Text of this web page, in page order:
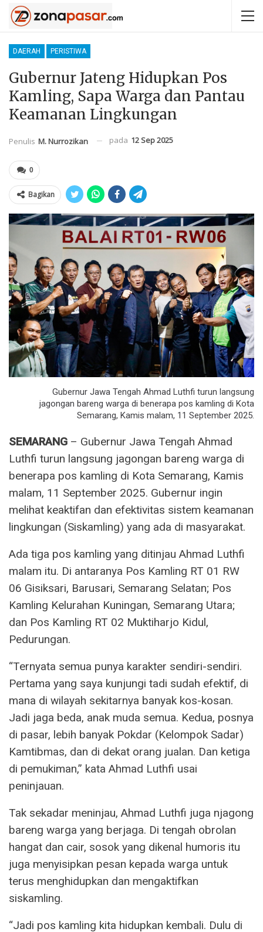
DAERAH PERISTIWA
Gubernur Jateng Hidupkan Pos
Kamling, Sapa Warga dan Pantau
Keamanan Lingkungan
Penulis M. Nurrozikan pada 12 Sep 2025
0
Bagikan
Gubernur Jawa Tengah Ahmad Luthfi turun langsung
jagongan bareng warga di benerapa pos kamling di Kota
Semarang, Kamis malam, 11 September 2025.
SEMARANG – Gubernur Jawa Tengah Ahmad
Luthfi turun langsung jagongan bareng warga di
benerapa pos kamling di Kota Semarang, Kamis
malam, 11 September 2025. Gubernur ingin
melihat keaktifan dan efektivitas sistem keamanan
lingkungan (Siskamling) yang ada di masyarakat.
Ada tiga pos kamling yang ditinjau Ahmad Luthfi
malam itu. Di antaranya Pos Kamling RT 01 RW
06 Gisiksari, Barusari, Semarang Selatan; Pos
Kamling Kelurahan Kuningan, Semarang Utara;
dan Pos Kamling RT 02 Muktiharjo Kidul,
Pedurungan.
“Ternyata semua punya karakter sendiri-sendiri.
Pertama yang saya kunjungi tadi sudah efektif, di
mana di wilayah sekitarnya banyak kos-kosan.
Jadi jaga beda, anak muda semua. Kedua, posnya
di pasar, lebih banyak Pokdar (Kelompok Sadar)
Kamtibmas, dan di dekat orang jualan. Dan ketiga
di pemukiman,” kata Ahmad Luthfi usai
peninjauan.
Tak sekadar meninjau, Ahmad Luthfi juga njagong
bareng warga yang berjaga. Di tengah obrolan
hangat dan cair, sosok yang dikenal humoris itu
juga menyisipkan pesan kepada warga untuk
terus menghidupkan dan mengaktifkan
siskamling.
“Jadi pos kamling kita hidupkan kembali. Dulu di